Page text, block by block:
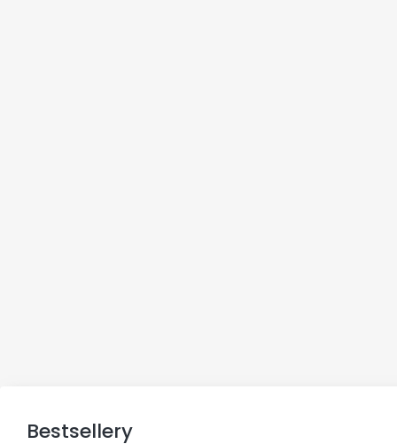
Bestsellery